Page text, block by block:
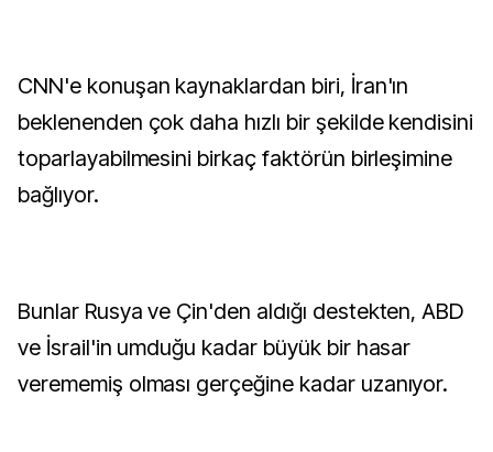
CNN'e konuşan kaynaklardan biri, İran'ın
beklenenden çok daha hızlı bir şekilde kendisini
toparlayabilmesini birkaç faktörün birleşimine
bağlıyor.
Bunlar Rusya ve Çin'den aldığı destekten, ABD
ve İsrail'in umduğu kadar büyük bir hasar
verememiş olması gerçeğine kadar uzanıyor.